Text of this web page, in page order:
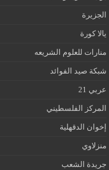
الجزيرة
يالا كورة
منارات للعلوم الشريعه
شبكة صيد الفوائد
عربي 21
المركز الفلسطيني
إخوان الدقهلية
منزلاوي
جريدة الشعب